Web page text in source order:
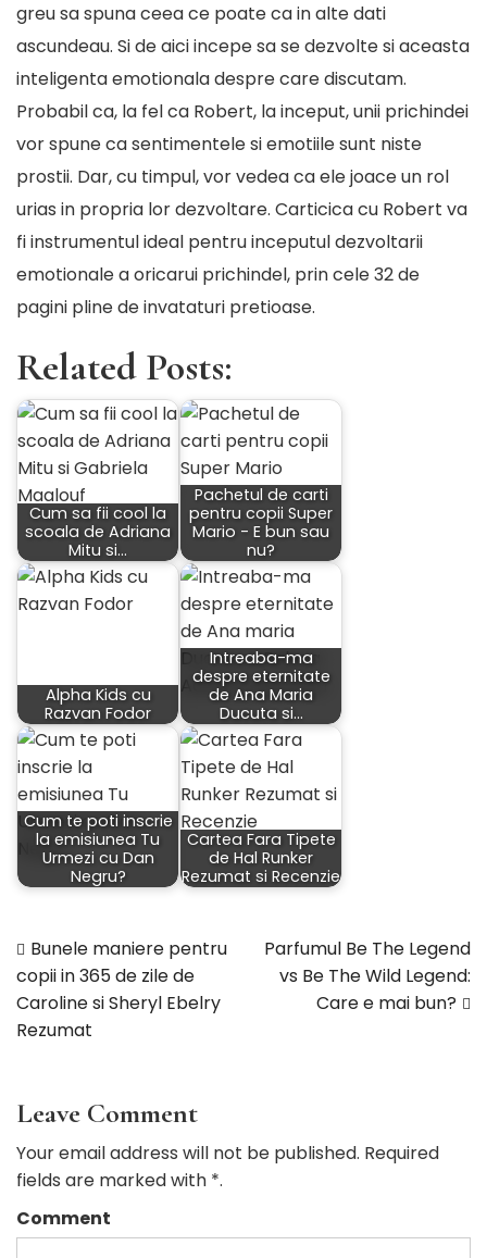
greu sa spuna ceea ce poate ca in alte dati
ascundeau. Si de aici incepe sa se dezvolte si aceasta
inteligenta emotionala despre care discutam.
Probabil ca, la fel ca Robert, la inceput, unii prichindei
vor spune ca sentimentele si emotiile sunt niste
prostii. Dar, cu timpul, vor vedea ca ele joace un rol
urias in propria lor dezvoltare. Carticica cu Robert va
fi instrumentul ideal pentru inceputul dezvoltarii
emotionale a oricarui prichindel, prin cele 32 de
pagini pline de invataturi pretioase.
Related Posts:
Cum sa fii cool la
scoala de Adriana
Mitu si…
Pachetul de carti
pentru copii Super
Mario - E bun sau
nu?
Alpha Kids cu
Razvan Fodor
Intreaba-ma
despre eternitate
de Ana Maria
Ducuta si…
Cum te poti inscrie
la emisiunea Tu
Urmezi cu Dan
Negru?
Cartea Fara Tipete
de Hal Runker
Rezumat si Recenzie
Navigare
în
Bunele maniere pentru
copii in 365 de zile de
Caroline si Sheryl Ebelry
Rezumat
Parfumul Be The Legend
vs Be The Wild Legend:
Care e mai bun?
Leave Comment
Your email address will not be published. Required
fields are marked with *.
Comment